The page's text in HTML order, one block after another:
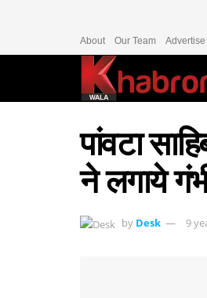
About Our Team Advertise
पांवटा
ने लगाये
by Desk 9